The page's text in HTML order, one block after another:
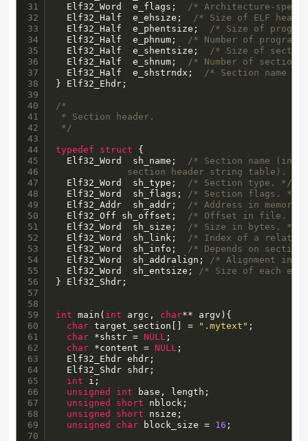
31
32
33
34
35
36
37
38
39
40
41
42
43
44
45
46
47
48
49
50
51
52
53
54
55
56
57
58
59
60
61
62
63
64
65
66
67
68
69
70
  Elf32_Word  e_flags;
/* Architecture-
  Elf32_Half  e_ehsize;
/* Size of ELF
  Elf32_Half  e_phentsize;
/* Size of
  Elf32_Half  e_phnum;
/* Number of
  Elf32_Half  e_shentsize;
/* Size of
  Elf32_Half  e_shnum;
/* Number of section
  Elf32_Half  e_shstrndx;
/* Section name
} Elf32_Ehdr;
/*
* Section header.
*/
typedef struct {
  Elf32_Word  sh_name;
/* Section name
             section header string table). */
  Elf32_Word  sh_type;
/* Section type. */
  Elf32_Word  sh_flags;
/* Section flags. */
  Elf32_Addr  sh_addr;
/* Address in memory
  Elf32_Off sh_offset;
/* Offset in file. */
  Elf32_Word  sh_size;
/* Size in bytes. */
  Elf32_Word  sh_link;
/* Index of a
  Elf32_Word  sh_info;
/* Depends on
  Elf32_Word  sh_addralign;
/* Alignment in
  Elf32_Word  sh_entsize;
/* Size of each
} Elf32_Shdr;
int main( int argc, char** argv){
char target_section[] = ".mytext" ;
char *shstr = NULL ;
char *content = NULL ;
  Elf32_Ehdr ehdr;
  Elf32_Shdr shdr;
int i;
unsigned
int base, length;
unsigned
short nblock;
unsigned
short nsize;
unsigned
char block_size = 16 ;